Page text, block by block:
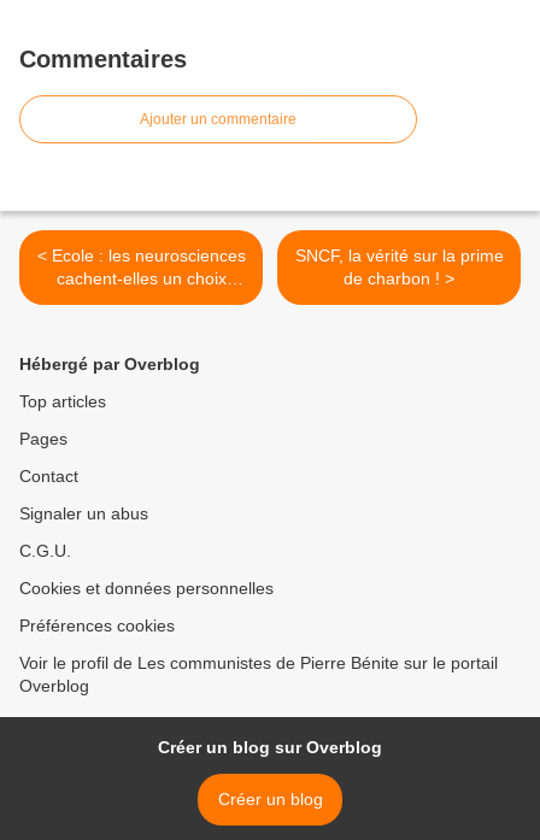
Commentaires
Ajouter un commentaire
< Ecole : les neurosciences
cachent-elles un choix
libéral de société ? Les
SNCF, la vérité sur la prime
de charbon ! >
Hébergé par Overblog
Top articles
Pages
Contact
Signaler un abus
C.G.U.
Cookies et données personnelles
Préférences cookies
Voir le profil de Les communistes de Pierre Bénite sur le portail
Overblog
Créer un blog sur Overblog
Créer un blog